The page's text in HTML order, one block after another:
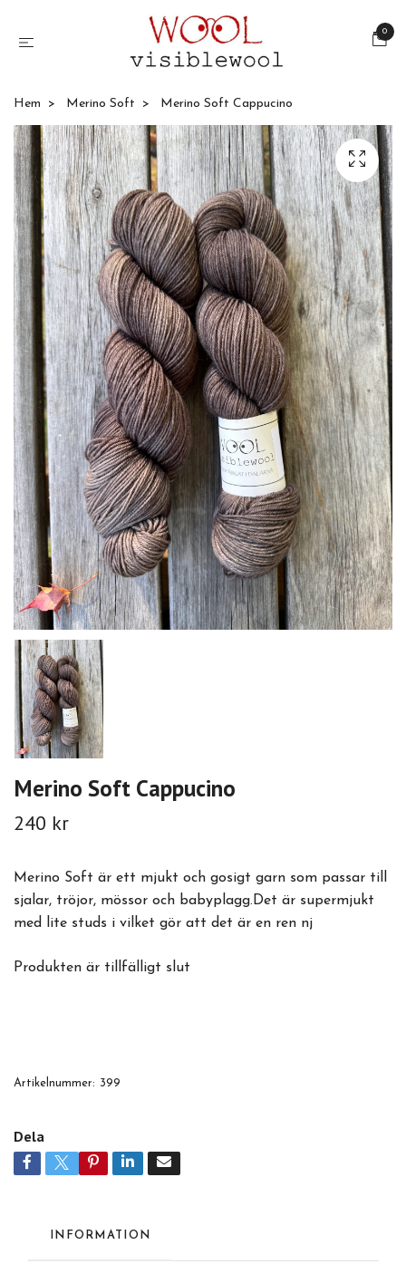
0
Hem Merino Soft Merino Soft Cappucino
Merino Soft Cappucino
240 kr
Merino Soft är ett mjukt och gosigt garn som passar till
sjalar, tröjor, mössor och babyplagg.Det är supermjukt
med lite studs i vilket gör att det är en ren nj
Produkten är tillfälligt slut
Artikelnummer: 399
Dela
INFORMATION